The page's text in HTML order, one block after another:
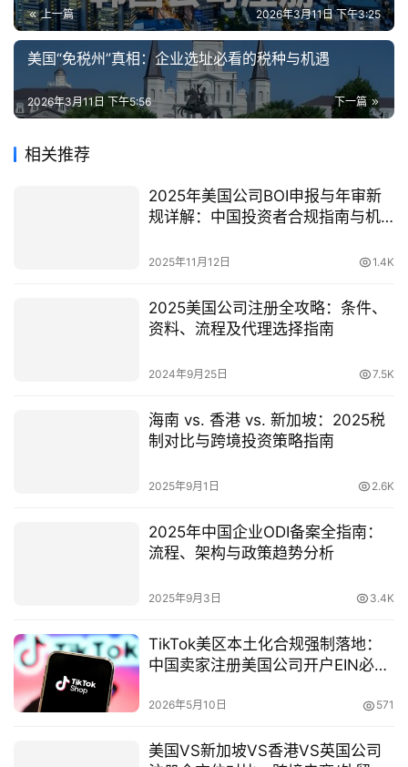
上一篇 2026年3月11日 下午3:25
美国“免税州”真相：企业选址必看的税种与机遇
下一篇
2026年3月11日 下午5:56
相关推荐
2025年美国公司BOI申报与年审新
规详解：中国投资者合规指南与机
2025年11月12日 1.4K
2025美国公司注册全攻略：条件、
资料、流程及代理选择指南
2024年9月25日 7.5K
海南 vs. 香港 vs. 新加坡：2025税
制对比与跨境投资策略指南
2025年9月1日 2.6K
2025年中国企业ODI备案全指南：
流程、架构与政策趋势分析
2025年9月3日 3.4K
TikTok美区本土化合规强制落地：
中国卖家注册美国公司开户EIN必备
2026年5月10日 571
美国VS新加坡VS香港VS英国公司